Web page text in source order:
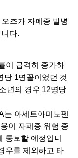
즈가 자폐증 발병
다.
이 급격히 증가하
당 1명꼴이었던 것
년의 경우 12명당
는 아세트아미노펜
이 자폐증 위험 증
통보할 예정입니
우를 제외하고 타